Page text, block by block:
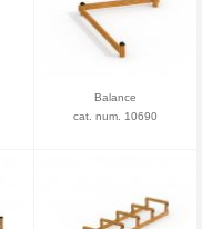
Balance
cat. num. 10690